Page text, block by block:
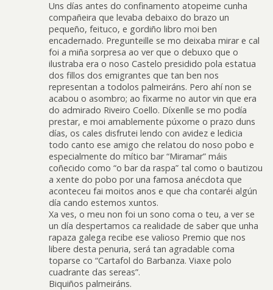
Uns días antes do confinamento atopeime cunha
compañeira que levaba debaixo do brazo un
pequeño, feituco, e gordiño libro moi ben
encadernado. Pregunteille se mo deixaba mirar e cal
foi a miña sorpresa ao ver que o debuxo que o
ilustraba era o noso Castelo presidido pola estatua
dos fillos dos emigrantes que tan ben nos
representan a todolos palmeiráns. Pero ahí non se
acabou o asombro; ao fixarme no autor vin que era
do admirado Riveiro Coello. Díxenlle se mo podía
prestar, e moi amablemente púxome o prazo duns
días, os cales disfrutei lendo con avidez e ledicia
todo canto ese amigo che relatou do noso pobo e
especialmente do mítico bar “Miramar” máis
coñecido como “o bar da raspa” tal como o bautizou
a xente do pobo por una famosa anécdota que
aconteceu fai moitos anos e que cha contaréi algún
día cando estemos xuntos.
Xa ves, o meu non foi un sono coma o teu, a ver se
un día despertamos ca realidade de saber que unha
rapaza galega recibe ese valioso Premio que nos
libere desta penuria, será tan agradable coma
toparse co “Cartafol do Barbanza. Viaxe polo
cuadrante das sereas”.
Biquiños palmeiráns.